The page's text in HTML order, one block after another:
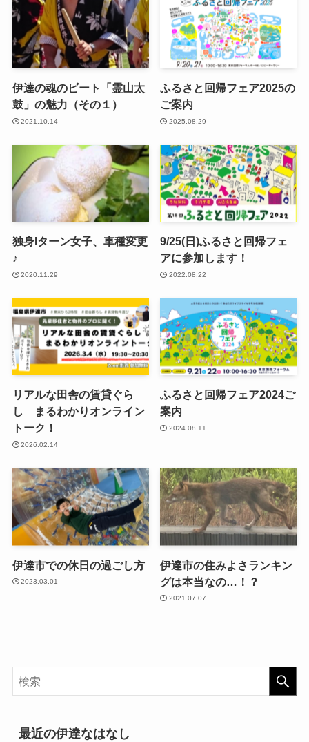
伊達の魂のビート「霊山太
鼓」の魅力（その１）
2021.10.14
ふるさと回帰フェア2025の
ご案内
2025.08.29
独身Iターン女子、車種変更
♪
2020.11.29
9/25(日)ふるさと回帰フェ
アに参加します！
2022.08.22
リアルな田舎の賃貸ぐら
し まるわかりオンライン
トーク！
2026.02.14
ふるさと回帰フェア2024ご
案内
2024.08.11
伊達市での休日の過ごし方
2023.03.01
伊達市の住みよさランキン
グは本当なの…！？
2021.07.07
最近の伊達なはなし